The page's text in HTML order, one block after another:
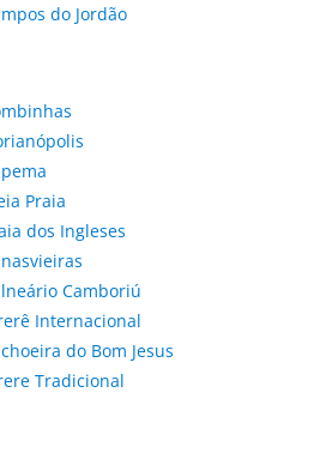
do Jordão
Praia
dos Ingleses
Camboriú
Internacional
do Bom Jesus
Tradicional